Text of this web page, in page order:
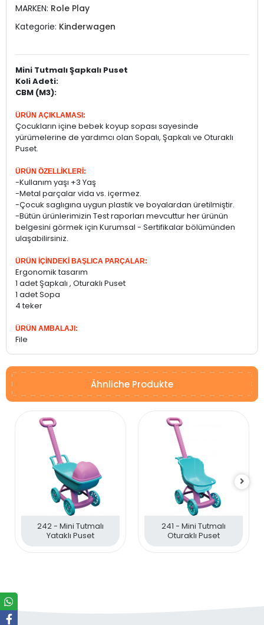
MARKEN: Role Play
Kategorie: Kinderwagen
Mini Tutmalı Şapkalı Puset
Koli Adeti:
CBM (M3):
ÜRÜN AÇIKLAMASI:
Çocukların içine bebek koyup sopası sayesinde
yürümelerine de yardımcı olan Sopalı, Şapkalı ve Oturaklı
Puset.
ÜRÜN ÖZELLİKLERİ:
-Kullanım yaşı +3 Yaş
-Metal parçalar vida vs. içermez.
-Çocuk saglıgına uygun plastik ve boyalardan üretilmiştir.
-Bütün ürünlerimizin Test raporları mevcuttur her ürünün
belgesini görmek için Kurumsal - Sertifikalar bölümünden
ulaşabilirsiniz.
ÜRÜN İÇİNDEKİ BAŞLICA PARÇALAR:
Ergonomik tasarım
1 adet Şapkalı , Oturaklı Puset
1 adet Sopa
4 teker
ÜRÜN AMBALAJI:
File
Ähnliche Produkte
242 - Mini Tutmalı
Yataklı Puset
241 - Mini Tutmalı
Oturaklı Puset